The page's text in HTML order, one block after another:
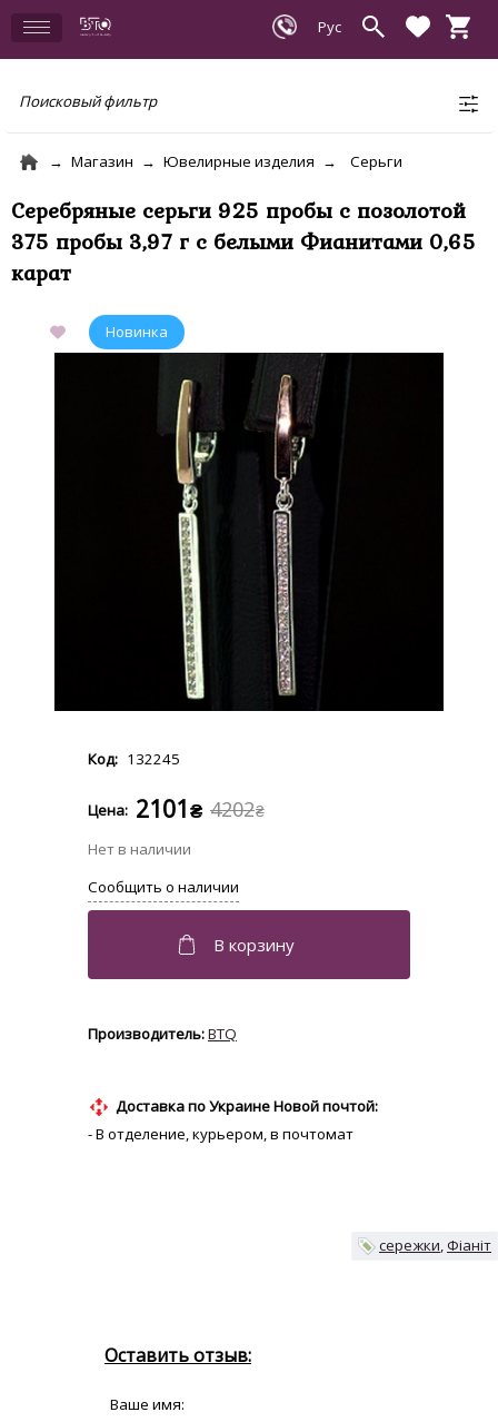
Поисковый фильтр
Магазин Ювелирные изделия Серьги
Серебряные серьги 925 пробы с позолотой
375 пробы 3,97 г с белыми Фианитами 0,65
карат
132245
4202₴
2101₴
BTQ
Доставка по Украине Новой почтой:
- В отделение, курьером, в почтомат
сережки Фіаніт